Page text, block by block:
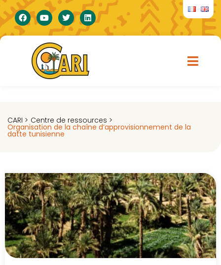
CARI > Centre de ressources >
Organisation de la chaîne d’approvisionnement de la
datte tunisienne